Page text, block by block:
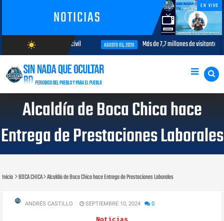
NOTICIAS
EN VIVO
wb_sunny
AGOSTO/8/2026
interés para la aviación civil AGOSTO 05, 2026 Más de 7,7 millones de visitantes
Alcaldía de Boca Chica hace
Entrega de Prestaciones Laborales
Inicio BOCA CHICA Alcaldía de Boca Chica hace Entrega de Prestaciones Laborales
ANDRÉS CASTILLO SEPTIEMBRE 10, 2024 0